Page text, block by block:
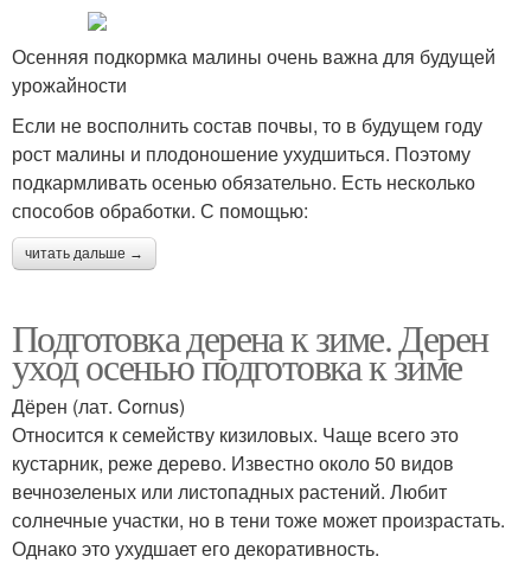
Осенняя подкормка малины очень важна для будущей
урожайности
Если не восполнить состав почвы, то в будущем году
рост малины и плодоношение ухудшиться. Поэтому
подкармливать осенью обязательно. Есть несколько
способов обработки. С помощью:
читать дальше →
Подготовка дерена к зиме. Дерен
уход осенью подготовка к зиме
Дёрен (лат. Cornus)
Относится к семейству кизиловых. Чаще всего это
кустарник, реже дерево. Известно около 50 видов
вечнозеленых или листопадных растений. Любит
солнечные участки, но в тени тоже может произрастать.
Однако это ухудшает его декоративность.